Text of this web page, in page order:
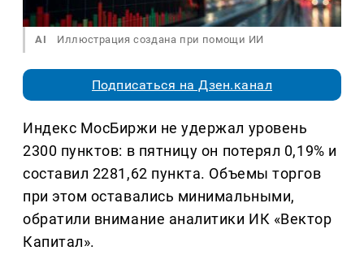
AI Иллюстрация создана при помощи ИИ
Подписаться на Дзен.канал
Индекс МосБиржи не удержал уровень
2300 пунктов: в пятницу он потерял 0,19% и
составил 2281,62 пункта. Объемы торгов
при этом оставались минимальными,
обратили внимание аналитики ИК «Вектор
Капитал».